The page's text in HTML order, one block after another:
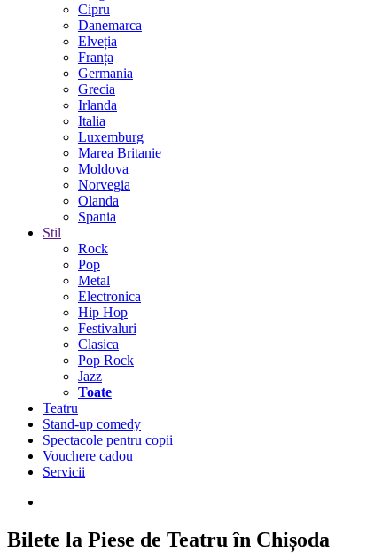
Cipru
Danemarca
Elveția
Franța
Germania
Grecia
Irlanda
Italia
Luxemburg
Marea Britanie
Moldova
Norvegia
Olanda
Spania
Stil
Rock
Pop
Metal
Electronica
Hip Hop
Festivaluri
Clasica
Pop Rock
Jazz
Toate
Teatru
Stand-up comedy
Spectacole pentru copii
Vouchere cadou
Servicii
Bilete la Piese de Teatru în Chișoda